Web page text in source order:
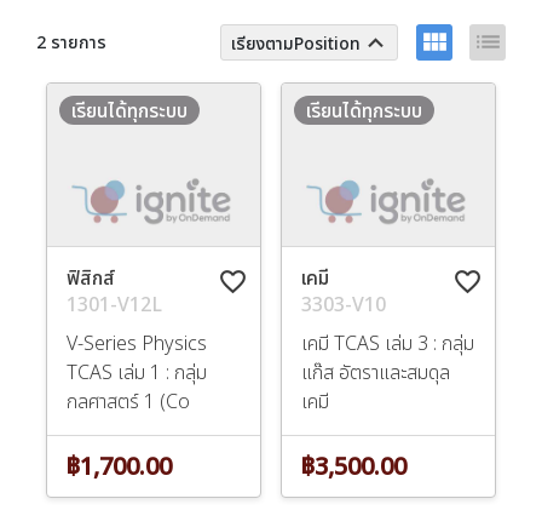
2 รายการ เรียงตามPosition keyboard_arrow_up view_module list
favorite_border
ฟิสิกส์
1301-V12L
V-Series Physics
TCAS เล่ม 1 : กลุ่ม
กลศาสตร์ 1 (Co
เรียนได้ทุกระบบ
฿1,700.00
favorite_border
เคมี
3303-V10
เคมี TCAS เล่ม 3 : กลุ่ม
แก๊ส อัตราและสมดุล
เคมี
เรียนได้ทุกระบบ
฿3,500.00